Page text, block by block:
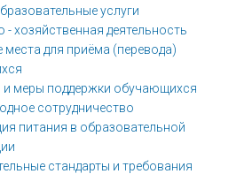
услуги
- хозяйственная деятельность
места для приёма (перевода)
и меры поддержки обучающихся
сотрудничество
питания в образовательной
стандарты и требования